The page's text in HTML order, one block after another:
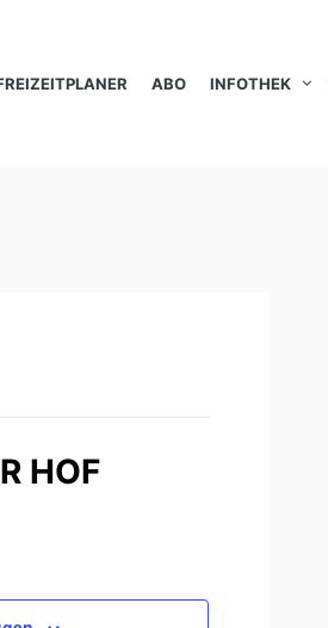
ABO INFOTHEK
HOF